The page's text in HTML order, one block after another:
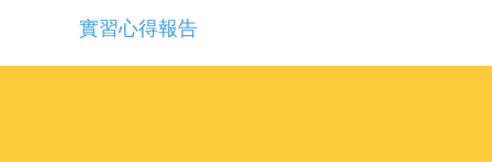
實習心得報告